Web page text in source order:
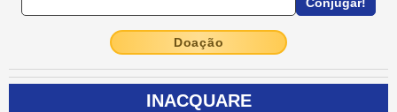
Doação
INACQUARE